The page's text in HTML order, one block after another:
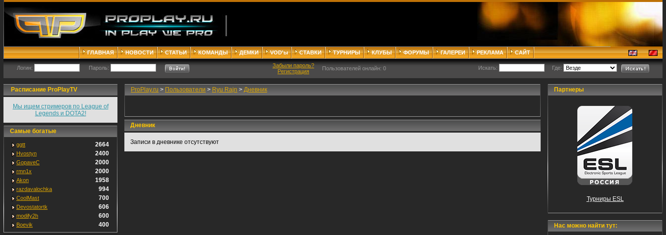
ГЛАВНАЯ НОВОСТИ СТАТЬИ КОМАНДЫ ДЕМКИ VOD'ы СТАВКИ ТУРНИРЫ КЛУБЫ ФОРУМЫ ГАЛЕРЕИ РЕКЛАМА САЙТ
Логин: Пароль:
Забыли пароль?
Регистрация
Пользователей онлайн: 0 Искать: Где:
Расписание ProPlayTV
Мы ищем стримеров по League of
Legends и DOTA2!
Самые богатые
ggtt 2664
Hvostyn 2400
GopaveC 2000
rmn1x 2000
Akon 1958
razdavalochka 994
CoolMast 700
Devostatortk 606
modify2h 600
Boevik 400
ProPlay.ru > Пользователи > Ryu Rajn > Дневник
Дневник
Записи в дневнике отсутствуют
Партнеры
Турниры ESL
Нас можно найти тут: